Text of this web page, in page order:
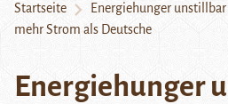
Startseite
Energiehunger
mehr Strom als Deutsche
Energiehunger